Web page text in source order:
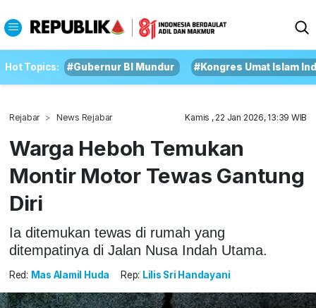
Hot Topics: #Gubernur BI Mundur #Kongres Umat Islam
Rejabar News Rejabar Kamis , 22 Jan 2026, 13:39 WIB
Warga Heboh Temukan
Montir Motor Tewas Gantung
Diri
Ia ditemukan tewas di rumah yang
ditempatinya di Jalan Nusa Indah Utama.
Red: Mas Alamil Huda Rep: Lilis Sri Handayani